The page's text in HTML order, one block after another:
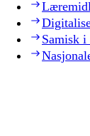
Samisk i